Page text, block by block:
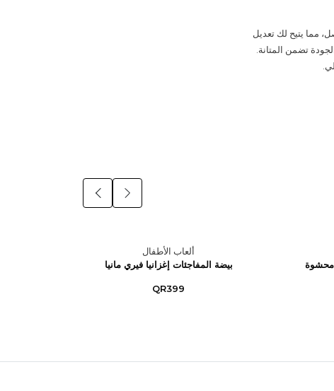
مما يتيح لك تعديل
تضمن المتانة.
محشوة
ألعاب الأطفال
بيضة المفاجئات إغزانيا فيري مانيا
QR399